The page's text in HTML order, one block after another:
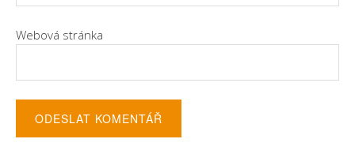
Webová stránka